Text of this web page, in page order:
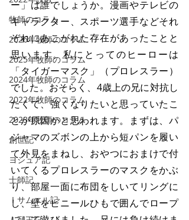
牧師のコラム
2026年牧師のコラム
2025年牧師のコラム
2024年牧師のコラム
2022年牧師のコラム
2023年牧師のコラム
創世記
ヨシュア記
士師記
Ⅰサムエル記
ー」は誰でしょうか。漫画やテレビの
キャラクター、スポーツ選手などそれ
ぞれにあこがれた存在があったことと
思います。私にとってのヒーローは
「タイガーマスク」（プロレスラー）
でした。おそらく、4歳上の兄に対抗し
たくて、強くなりたいと思っていたこ
とが原因かと思われます。まずは、パ
ジャマのズボンの上から短パンを履い
て外見をまねし、おやつにおまけで付
いてくるプロレスラーのマスクをかぶ
り、部屋一面に布団をしいてリングに
し、壁をビニールひもで囲んでロープ